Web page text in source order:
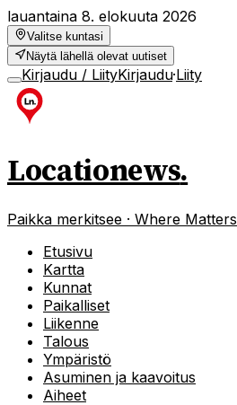
lauantaina 8. elokuuta 2026
Valitse kuntasi
Näytä lähellä olevat uutiset
Kirjaudu / LiityKirjaudu·Liity
Locationews.
Paikka merkitsee · Where Matters
Etusivu
Kartta
Kunnat
Paikalliset
Liikenne
Talous
Ympäristö
Asuminen ja kaavoitus
Aiheet